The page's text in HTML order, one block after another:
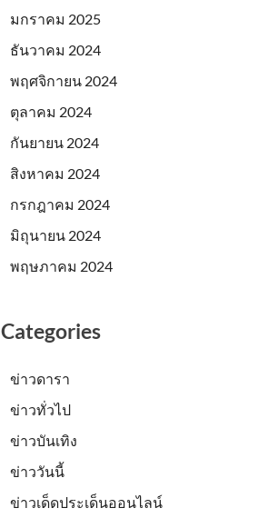
มกราคม 2025
ธันวาคม 2024
พฤศจิกายน 2024
ตุลาคม 2024
กันยายน 2024
สิงหาคม 2024
กรกฎาคม 2024
มิถุนายน 2024
พฤษภาคม 2024
Categories
ข่าวดารา
ข่าวทั่วไป
ข่าวบันเทิง
ข่าววันนี้
ข่าวเด็ดประเด็นออนไลน์